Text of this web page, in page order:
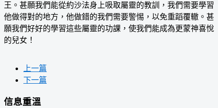
王。甚願我們能從約沙法身上吸取屬靈的教訓，我們需要學習
他做得對的地方，他做錯的我們需要警惕，以免重蹈覆轍。甚
願我們好好的學習這些屬靈的功課，使我們能成為更蒙神喜悅
的兒女！
上一篇
下一篇
信息重溫